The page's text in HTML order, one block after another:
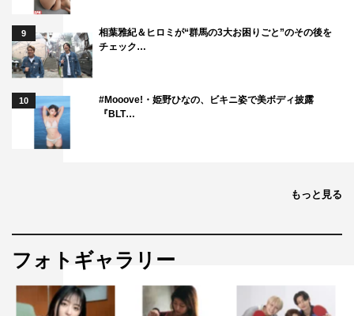
9
相葉雅紀＆ヒロミが“群馬の3大お困りごと”のその後を
チェック…
10
#Mooove!・姫野ひなの、ビキニ姿で美ボディ披露
『BLT…
もっと見る
フォトギャラリー